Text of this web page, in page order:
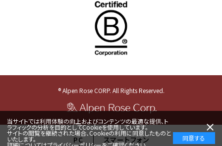
® Alpen Rose CORP. All Rights Reserved.
PC スマートフォン
当サイトでは利用体験の向上およびコンテンツの最適な提供、ト
ラフィックの分析を目的としてCookieを使用しています。
サイトの閲覧を継続された場合、Cookieの利用に同意したものと
いたします。 同意する